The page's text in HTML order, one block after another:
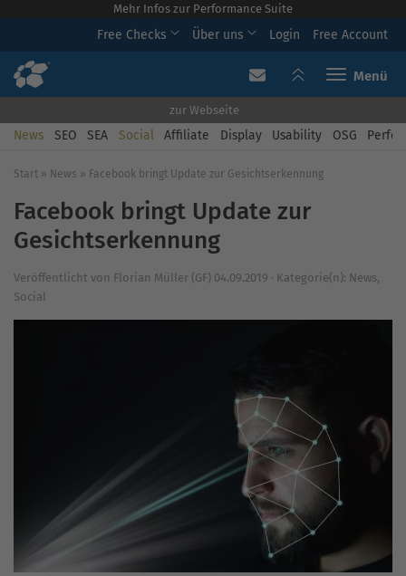
Mehr Infos zur Performance Suite
Free Checks Über uns Login Free Account
Toggle
zur Webseite
News SEO SEA Social Affiliate Display Usability OSG
Start » News » Facebook bringt Update zur Gesichtserkennung
Facebook bringt Update zur
Gesichtserkennung
Veröffentlicht von Florian Müller (GF) 04.09.2019 · Kategorie(n): News,
Social